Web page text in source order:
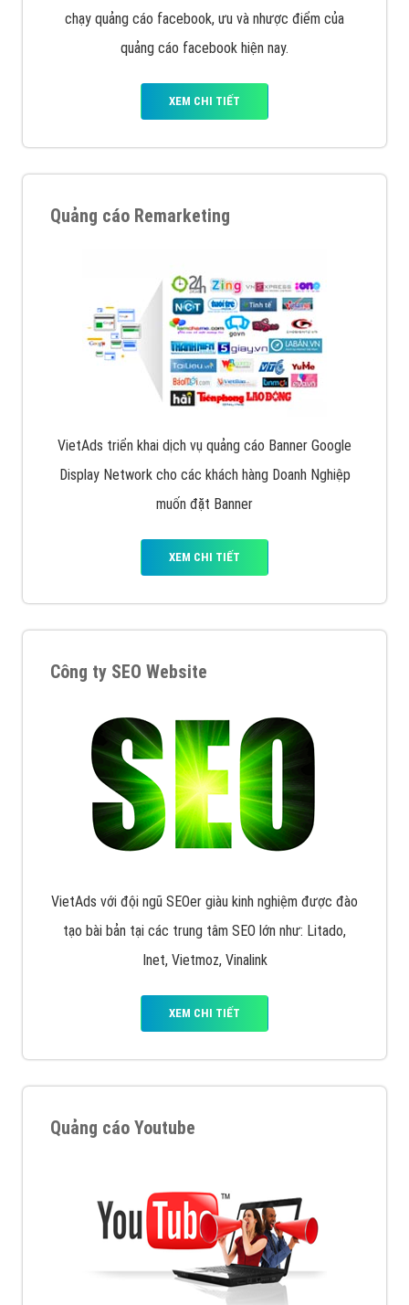
chạy quảng cáo facebook, ưu và nhược điểm của
quảng cáo facebook hiện nay.
XEM CHI TIẾT
Quảng cáo Remarketing
VietAds triển khai dịch vụ quảng cáo Banner Google
Display Network cho các khách hàng Doanh Nghiệp
muốn đặt Banner
XEM CHI TIẾT
Công ty SEO Website
VietAds với đội ngũ SEOer giàu kinh nghiệm được đào
tạo bài bản tại các trung tâm SEO lớn như: Litado,
Inet, Vietmoz, Vinalink
XEM CHI TIẾT
Quảng cáo Youtube